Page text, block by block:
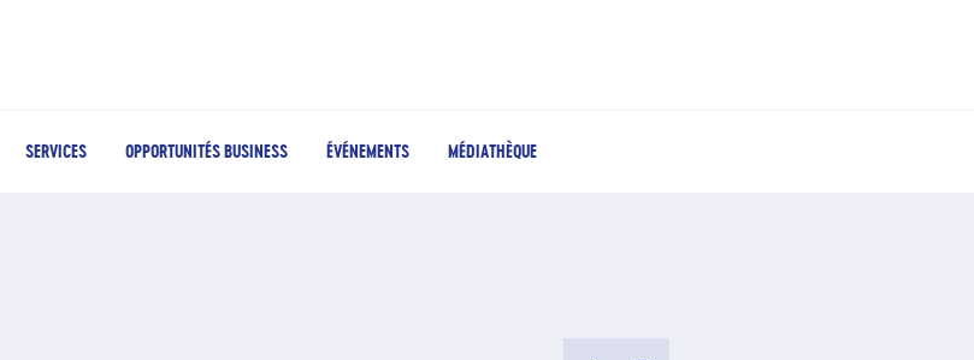
SERVICES OPPORTUNITÉS BUSINESS ÉVÉNEMENTS MÉDIATHÈQUE